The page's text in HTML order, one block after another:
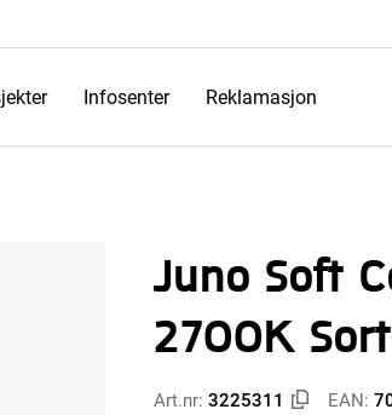
Infosenter Reklamasjon
Juno Soft
2700K Sort
Art.nr: 3225311 EAN: